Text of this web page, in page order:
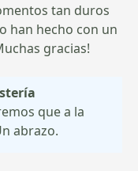
tan duros
han hecho con un
gracias!
que a la
abrazo.